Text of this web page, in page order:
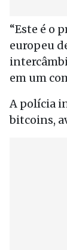
“Este é o
europeu
em um
A polícia
bitcoins,